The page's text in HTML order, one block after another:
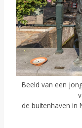
Beeld van een
de buitenhaven in